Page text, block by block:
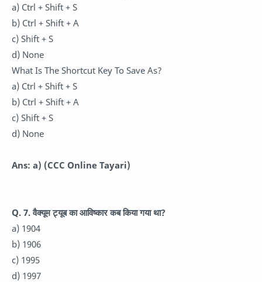
a) Ctrl + Shift + S
b) Ctrl + Shift + A
c) Shift + S
d) None
What Is The Shortcut Key To Save As?
a) Ctrl + Shift + S
b) Ctrl + Shift + A
c) Shift + S
d) None
Ans: a) (CCC Online Tayari)
Q. 7.वैक्यूम ट्यूब का आविष्कार कब किया गया था?
a) 1904
b) 1906
c) 1995
d) 1997